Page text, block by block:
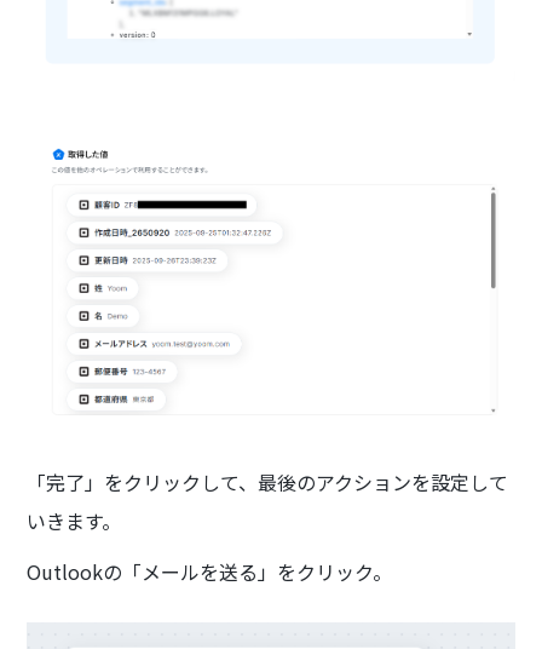
「完了」をクリックして、最後のアクションを設定して
いきます。
Outlookの「メールを送る」をクリック。